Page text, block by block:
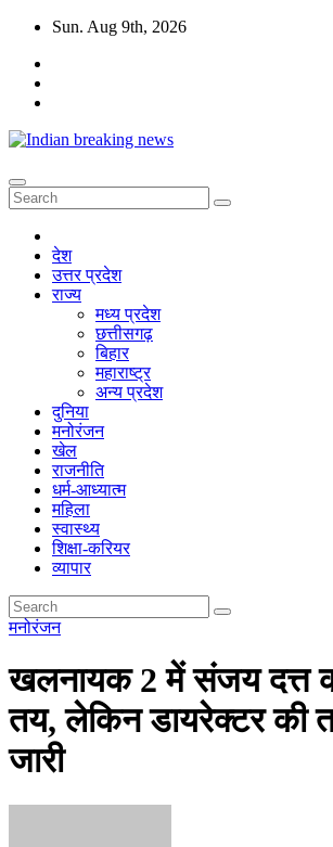
Skip
content
Sun. Aug 9th, 2026
देश
उत्तर प्रदेश
राज्य
मध्य प्रदेश
छत्तीसगढ़
बिहार
महाराष्ट्र
अन्य प्रदेश
दुनिया
मनोरंजन
खेल
राजनीति
धर्म-आध्यात्म
महिला
स्वास्थ्य
शिक्षा-करियर
व्यापार
मनोरंजन
खलनायक 2 में संजय दत्त
तय, लेकिन डायरेक्टर की
जारी